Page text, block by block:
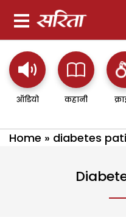
ऑडियो कहानी
Home » diabetes